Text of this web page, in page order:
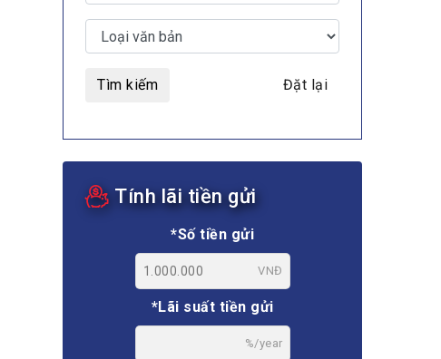
Tìm kiếm Đặt lại
Tính lãi tiền gửi
*Số tiền gửi
VNĐ
*Lãi suất tiền gửi
%/year